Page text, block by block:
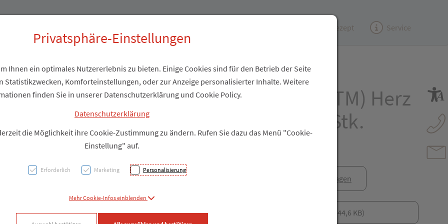
(e)Rezept Service
NATUR-NAHRUNG(TM) Herz
Weichkapseln 300 Stk.
Rezept anfragen
Gebrauchsinformationen (PDF, 44,6 KB)
Privatsphäre-Einstellungen
Ihnen ein optimales Nutzererlebnis zu bieten. Einige Cookies sind für den Betrieb der Seite
Statistikzwecken, Komforteinstellungen, oder zur Anzeige personalisierter Inhalte. Weitere
finden Sie in unserer Datenschutzerklärung und Cookie Policy.
Datenschutzerklärung
die Möglichkeit ihre Cookie-Zustimmung zu ändern. Rufen Sie dazu das Menü "Cookie-
Einstellung" auf.
Erforderlich Marketing Personalisierung
Mehr Cookie-Infos einblenden